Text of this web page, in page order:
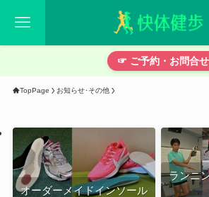
☞ ご予約・お問合せ
TopPage お知らせ･その他
オーダーメイドインソール
ランニ